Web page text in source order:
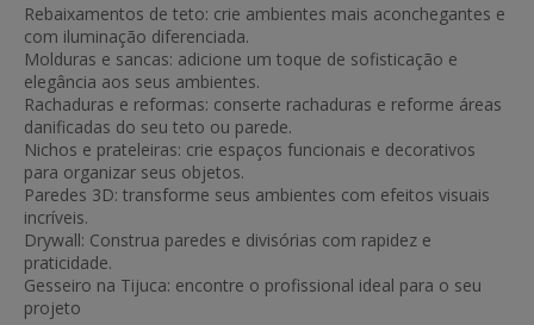
Rebaixamentos de teto: crie ambientes mais aconchegantes e
com iluminação diferenciada.
Molduras e sancas: adicione um toque de sofisticação e
elegância aos seus ambientes.
Rachaduras e reformas: conserte rachaduras e reforme áreas
danificadas do seu teto ou parede.
Nichos e prateleiras: crie espaços funcionais e decorativos
para organizar seus objetos.
Paredes 3D: transforme seus ambientes com efeitos visuais
incríveis.
Drywall: Construa paredes e divisórias com rapidez e
praticidade.
Gesseiro na Tijuca: encontre o profissional ideal para o seu
projeto